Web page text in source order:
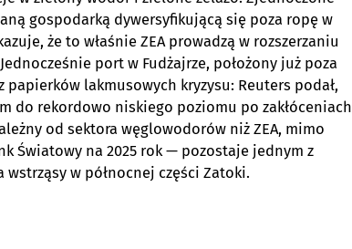
gospodarką dywersyfikującą się poza ropę w
że to właśnie ZEA prowadzą w rozszerzaniu
port w Fudżajrze, położony już poza
lakmusowych kryzysu: Reuters podał,
do rekordowo niskiego poziomu po zakłóceniach
od sektora węglowodorów niż ZEA, mimo
Światowy na 2025 rok — pozostaje jednym z
w północnej części Zatoki.